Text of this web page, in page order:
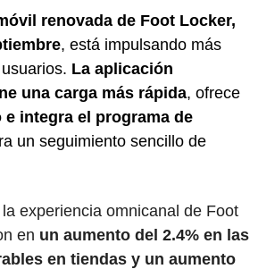
renovada de Foot Locker,
, está impulsando más
La aplicación
una carga más rápida
e integra el programa de
un seguimiento sencillo de
experiencia omnicanal de Foot
en un aumento del 2.4% en las
en tiendas y un aumento